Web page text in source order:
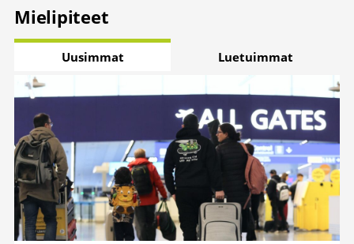
Mielipiteet
Uusimmat Luetuimmat